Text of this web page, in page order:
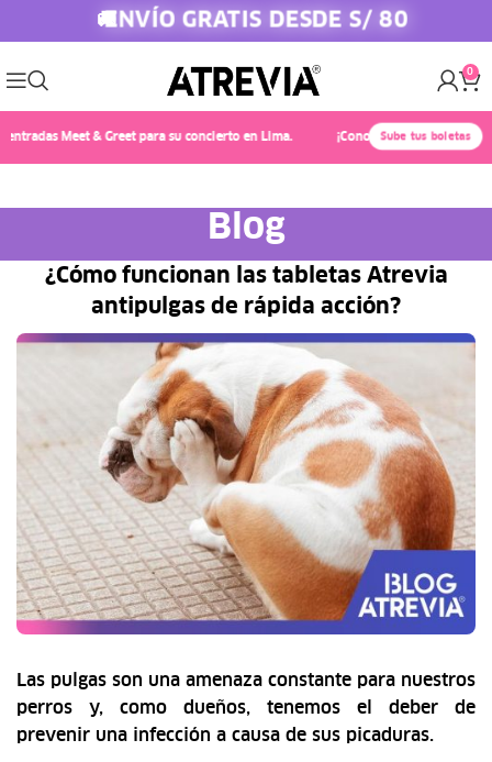
🚚ENVÍO GRATIS DESDE S/ 80
0
Meet & Greet para su concierto en Lima. ¡Conoce a Chayanne! 🎤✨
Sube tus boletas
Blog
¿Cómo funcionan las tabletas Atrevia
antipulgas de rápida acción?
Las pulgas son una amenaza constante para nuestros
perros y, como dueños, tenemos el deber de
prevenir una infección a causa de sus picaduras.